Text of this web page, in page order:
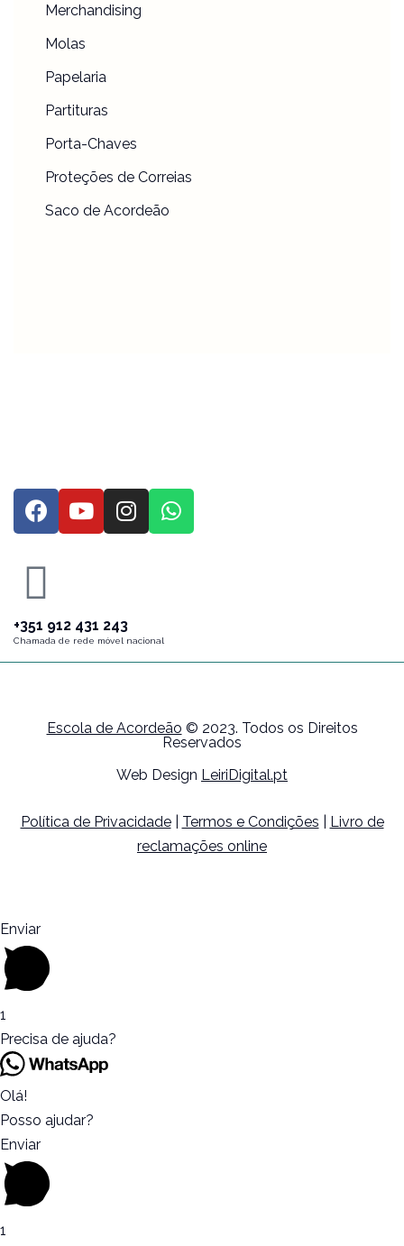
Merchandising
Molas
Papelaria
Partituras
Porta-Chaves
Proteções de Correias
Saco de Acordeão
+351 912 431 243
Chamada de rede móvel nacional
Escola de Acordeão © 2023. Todos os Direitos
Reservados
Web Design LeiriDigital.pt
Política de Privacidade| Termos e Condições
Livro de
reclamações online
Enviar
1
Precisa de ajuda?
Olá!
Posso ajudar?
Enviar
1